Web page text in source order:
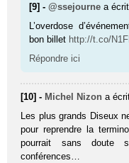
[9] -@ssejourne a
L’overdose
bon billet http://t.co/
Répondre ici
[10] - Michel Nizon a
Les plus grands Diseux
pour reprendre la
pourrait sans doute
conférences…